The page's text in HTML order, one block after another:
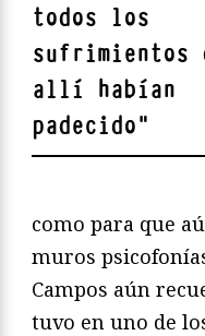
todos los
sufrimientos
allí habían
padecido"
como para que
muros
Campos aún
tuvo en uno de